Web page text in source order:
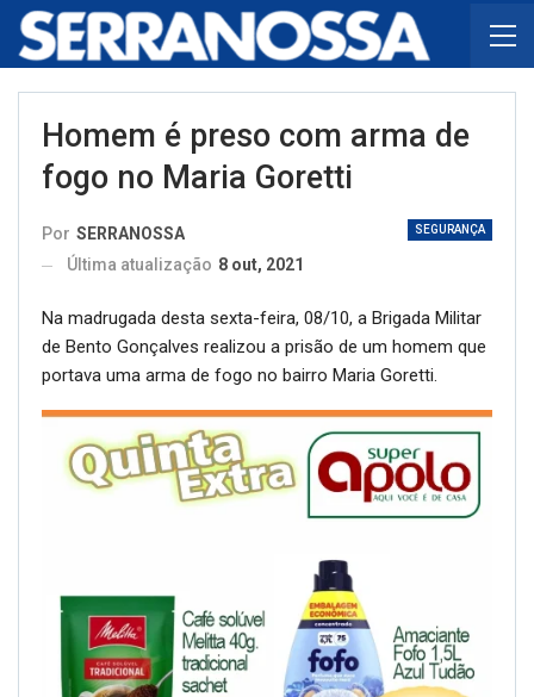
Homem é preso com arma de
fogo no Maria Goretti
SEGURANÇA
Por SERRANOSSA
Última atualização 8 out, 2021
Na madrugada desta sexta-feira, 08/10, a Brigada Militar
de Bento Gonçalves realizou a prisão de um homem que
portava uma arma de fogo no bairro Maria Goretti.